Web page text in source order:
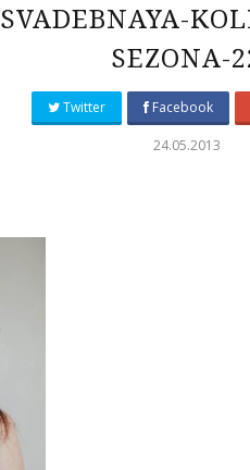
SVADEBNAYA-
SEZONA-
Twitter Facebook
24.05.2013